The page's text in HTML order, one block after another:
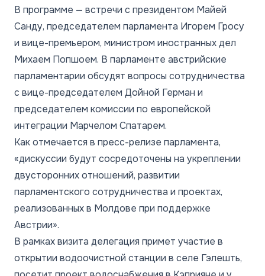
В программе — встречи с президентом Майей
Санду, председателем парламента Игорем Гросу
и вице-премьером, министром иностранных дел
Михаем Попшоем. В парламенте австрийские
парламентарии обсудят вопросы сотрудничества
с вице-председателем Дойной Герман и
председателем комиссии по европейской
интеграции Марчелом Спатарем.
Как отмечается в пресс-релизе парламента,
«дискуссии будут сосредоточены на укреплении
двусторонних отношений, развитии
парламентского сотрудничества и проектах,
реализованных в Молдове при поддержке
Австрии».
В рамках визита делегация примет участие в
открытии водоочистной станции в селе Гэлешть,